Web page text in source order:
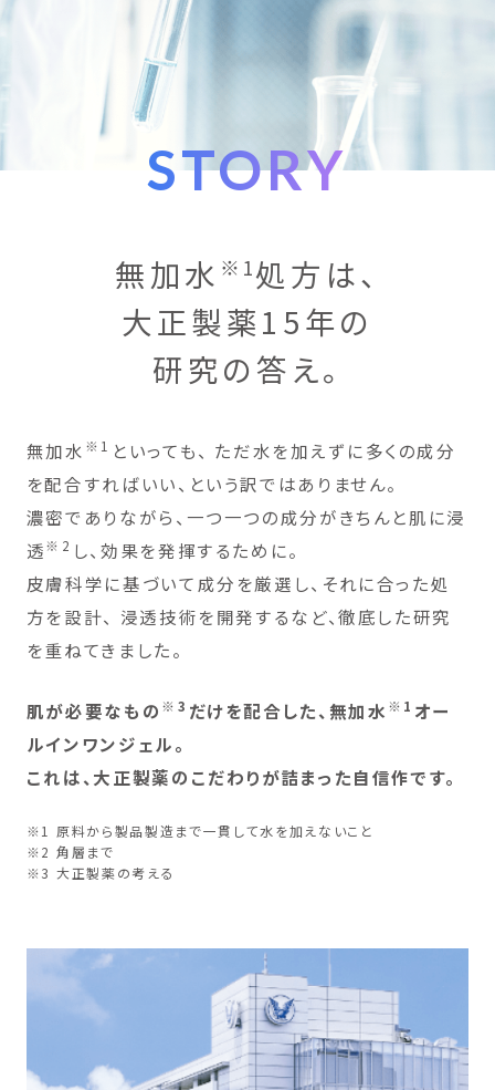
STORY
無加水 ※1処方は、
大正製薬15年の
研究の答え。
無加水 ※1 といっても、 ただ水を加えずに多くの成分
を配合すればいい、という訳ではありません。
濃密でありながら、一つ一つの成分がきちんと肌に浸
透※2 し、効果を発揮するために。
皮膚科学に基づいて成分を厳選し、それに合った処
方を設計、 浸透技術を開発するなど、徹底した研究
を重ねてきました。
肌が必要なもの ※3 だけを配合した、無加水 ※1 オー
ルインワンジェル。
これは、大正製薬のこだわりが詰まった自信作です。
※1 原料から製品製造まで一貫して水を加えないこと
※2 角層まで
※3 大正製薬の考える